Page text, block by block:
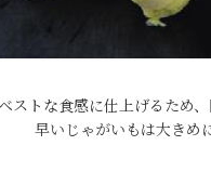
ストな食感に仕上げるため
早いじゃがいもは大きめ